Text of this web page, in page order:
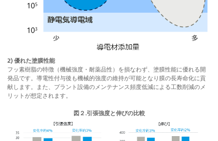
2) 優れた塗膜性能
フッ素樹脂の特徴（機械強度・耐薬品性）を損なわず、塗膜性能に優れる開
発品です。導電性付与後も機械的強度の維持が可能となり膜の長寿命化に貢
献します。また、プラント設備のメンテナンス頻度低減による工数削減のメ
リットが想定されます。
図２.引張強度と伸びの比較